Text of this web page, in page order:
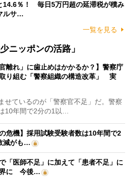
14.6％！ 毎日5万円超の延滞税が積み
ルサ…
一覧を見る
ニッポンの活路」
官離れ」に歯止めはかかるか？】警察庁
り組む「警察組織の構造改革」 実
ているのが「警察官不足」だ。警察
10年間で2分の1以…
危機】採用試験受験者数は10年間で2
減がも…
「医師不足」に加えて「患者不足」に
界に 今後…